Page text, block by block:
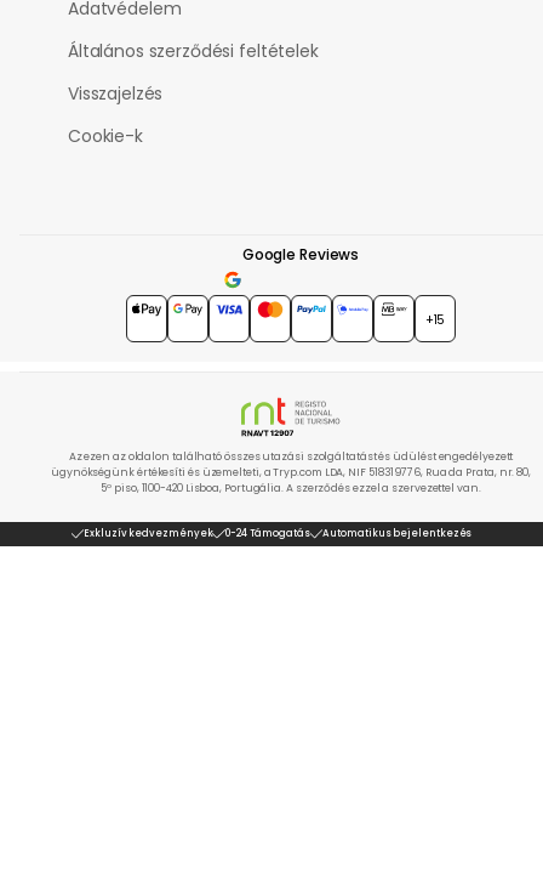
Adatvédelem
Általános szerződési feltételek
Visszajelzés
Cookie-k
Google Reviews
4.7★★★★★
+15
Az ezen az oldalon található összes utazási szolgáltatást és üdülést engedélyezett
ügynökségünk értékesíti és üzemelteti, a Tryp.com LDA, NIF 518319776, Rua da Prata, nr. 80,
5º piso, 1100-420 Lisboa, Portugália. A szerződés ezzel a szervezettel van.
Exkluzív kedvezmények 0-24 Támogatás Automatikus bejelentkezés